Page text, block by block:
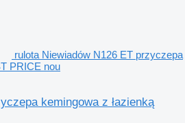
rulota Niewiadów N126 ET przyczepa
PRICE nou
kemingowa z łazienką